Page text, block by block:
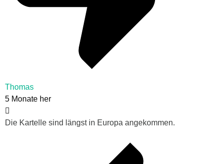
Thomas
5 Monate her
Die Kartelle sind längst in Europa angekommen.